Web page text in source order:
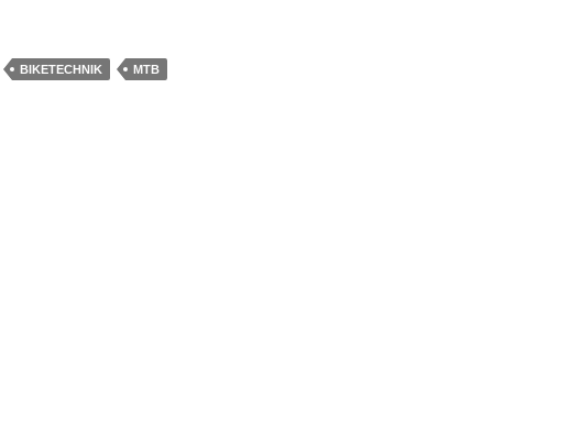
BIKETECHNIK MTB